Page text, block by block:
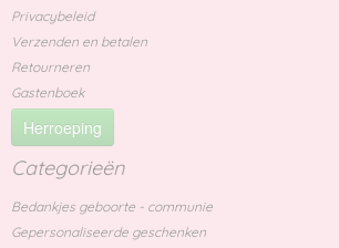
Privacybeleid
Verzenden en betalen
Retourneren
Gastenboek
Herroeping
Categorieën
Bedankjes geboorte - communie
Gepersonaliseerde geschenken